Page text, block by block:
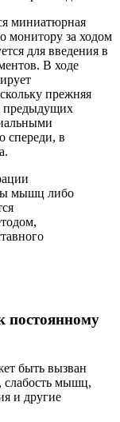
миниатюрная
монитору за ходом
для введения в
В ходе
прежняя
предыдущих
спереди, в
мышц либо
постоянному
быть вызван
мышц,
и другие